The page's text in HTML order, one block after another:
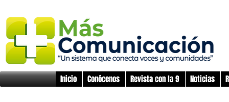
Inicio Conócenos Revista con la 9 Noticias